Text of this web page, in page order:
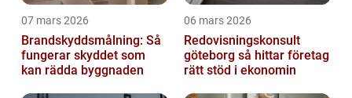
07 mars 2026
Brandskyddsmålning: Så
fungerar skyddet som
kan rädda byggnaden
06 mars 2026
Redovisningskonsult
göteborg så hittar företag
rätt stöd i ekonomin